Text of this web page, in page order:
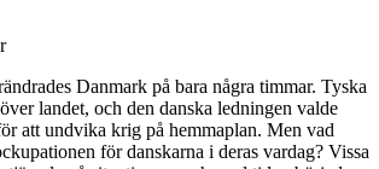
Danmark på bara några timmar. Tyska
landet, och den danska ledningen valde
att undvika krig på hemmaplan. Men vad
för danskarna i deras vardag? Vissa